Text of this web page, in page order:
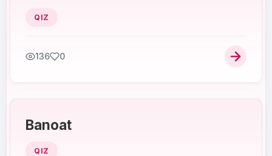
QIZ
136 0
Banoat
QIZ